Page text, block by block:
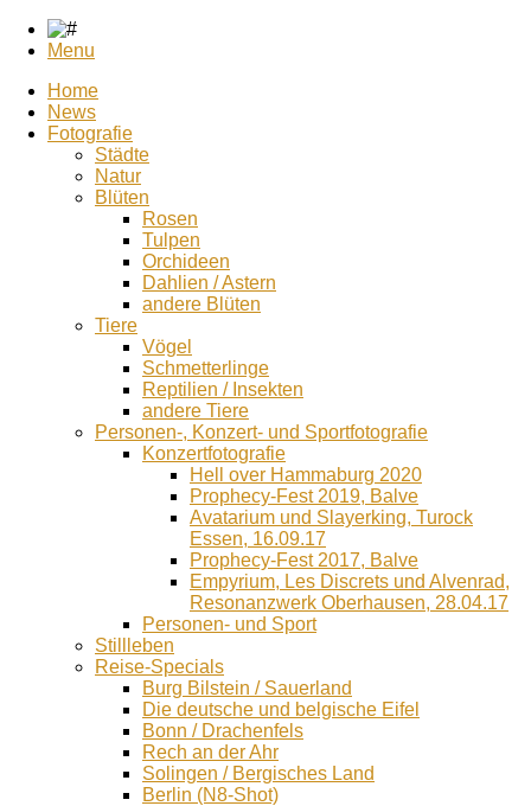
Menu
Home
News
Fotografie
Städte
Natur
Blüten
Rosen
Tulpen
Orchideen
Dahlien / Astern
andere Blüten
Tiere
Vögel
Schmetterlinge
Reptilien / Insekten
andere Tiere
Personen-, Konzert- und Sportfotografie
Konzertfotografie
Hell over Hammaburg 2020
Prophecy-Fest 2019, Balve
Avatarium und Slayerking, Turock
Essen, 16.09.17
Prophecy-Fest 2017, Balve
Empyrium, Les Discrets und Alvenrad,
Resonanzwerk Oberhausen, 28.04.17
Personen- und Sport
Stillleben
Reise-Specials
Burg Bilstein / Sauerland
Die deutsche und belgische Eifel
Bonn / Drachenfels
Rech an der Ahr
Solingen / Bergisches Land
Berlin (N8-Shot)